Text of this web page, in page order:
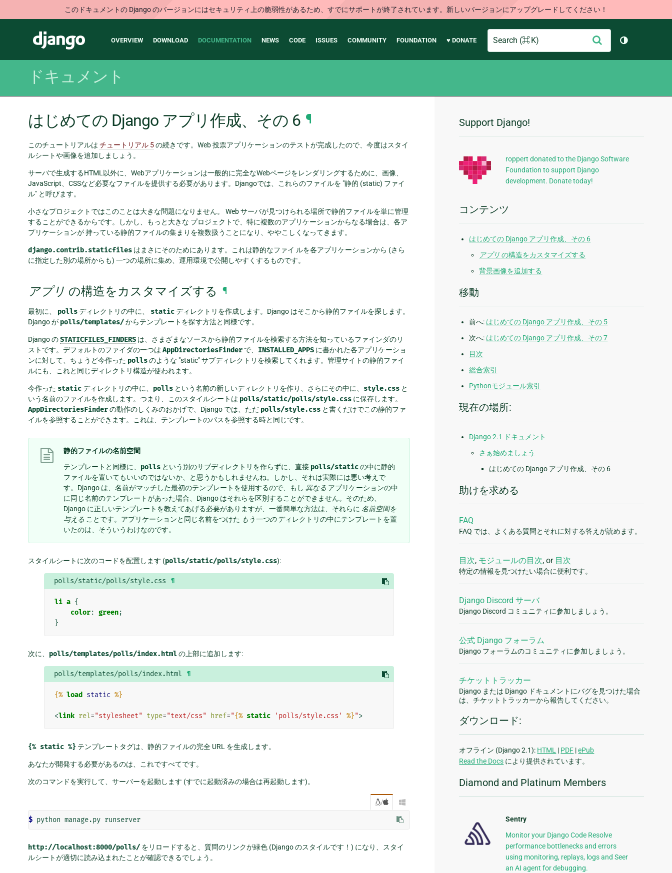
このドキュメントの Django のバージョンにはセキュリティ上の脆弱性があるため、すでにサポートが終了されています。新しいバージョンにアップグレードしてください！
Django
Main
OVERVIEW DOWNLOAD DOCUMENTATION NEWS CODE ISSUES COMMUNITY FOUNDATION ♥ DONATE
Search
信
テーマを切
ドキュメント
はじめての Django アプリ作成、その 6 ¶
このチュートリアルは チュートリアル 5の続きです。Web 投票アプリケーションのテストが完成したので、今度はスタイ
ルシートや画像を追加しましょう。
サーバで生成するHTML以外に、Webアプリケーションは一般的に完全なWebページをレンダリングするために、画像、
JavaScript、CSSなど必要なファイルを提供する必要があります。Djangoでは、これらのファイルを "静的 (static) ファイ
ル" と呼びます。
小さなプロジェクトではこのことは大きな問題になりません。 Web サーバが見つけられる場所で静的ファイルを単に管理
することができるからです。しかし、もっと大きな プロジェクトで、特に複数のアプリケーションからなる場合は、各ア
プリケーションが 持っている静的ファイルの集まりを複数扱うことになり、ややこしくなってきます。
django.contrib.staticfiles はまさにそのためにあります。これは静的なファイ ルを各アプリケーションから (さら
に指定した別の場所からも) 一つの場所に集め、運用環境で公開しやすくするものです。
アプリ の構造をカスタマイズする ¶
最初に、 pollsディレクトリの中に、 staticディレクトリを作成します。Django はそこから静的ファイルを探します。
Django が polls/templates/からテンプレートを探す方法と同様です。
Django のSTATICFILES_FINDERS は、さまざまなソースから静的ファイルを検索する方法を知っているファインダのリ
ストです。デフォルトのファイダの一つは AppDirectoriesFinder で、 INSTALLED_APPS に書かれた各アプリケーショ
ンに対して、ちょうど今作った pollsのような "static" サブディレクトリを検索してくれます。管理サイトの静的ファイ
ルにも、これと同じディレクトリ構造が使われます。
今作った staticディレクトリの中に、 polls という名前の新しいディレクトリを作り、さらにその中に、 style.css と
いう名前のファイルを作成します。つまり、このスタイルシートは polls/static/polls/style.css に保存します。
AppDirectoriesFinderの動作のしくみのおかげで、Django では、ただ polls/style.css と書くだけでこの静的ファ
イルを参照することができます。これは、テンプレートのパスを参照する時と同じです。
静的ファイルの名前空間
テンプレートと同様に、 polls という別のサブディレクトリを作らずに、直接 polls/staticの中に静的
ファイルを置いてもいいのではないか、と思うかもしれませんね。しかし、それは実際には悪い考えで
す。Django は、名前がマッチした最初のテンプレートを使用するので、もし 異なる アプリケーションの中
に同じ名前のテンプレートがあった場合、Django はそれらを区別することができません。そのため、
Django に正しいテンプレートを教えてあげる必要がありますが、一番簡単な方法は、それらに 名前空間を
与える ことです。アプリケーションと同じ名前をつけた もう一つのディレクトリの中にテンプレートを置
いたのは、そういうわけなのです。
スタイルシートに次のコードを配置します (polls/static/polls/style.css):
polls/static/polls/style.css ¶
li a {
color: green;
}
次に、 polls/templates/polls/index.htmlの上部に追加します:
polls/templates/polls/index.html ¶
{% load static %}
<link rel="stylesheet" type="text/css" href="{% static 'polls/style.css' %}">
{% static %} テンプレートタグは、静的ファイルの完全 URL を生成します。
あなたが開発する必要があるのは、これですべてです。
次のコマンドを実行して、サーバーを起動します (すでに起動済みの場合は再起動します)。
/ 
$
http://localhost:8000/polls/ をリロードすると、質問のリンクが緑色 (Django のスタイルです！) になり、スタイ
ルシートが適切に読み込まれたことが確認できるでしょう。
追
加
的
な
報
Support Django!
roppert donated to the Django Software
Foundation to support Django
development. Donate today!
コンテンツ
はじめての Django アプリ作成、その 6
アプリ の構造をカスタマイズする
背景画像を追加する
移動
前へ: はじめての Django アプリ作成、その 5
次へ: はじめての Django アプリ作成、その 7
目次
総合索引
Pythonモジュール索引
現在の場所:
Django 2.1 ドキュメント
さぁ始めましょう
はじめての Django アプリ作成、その 6
助けを求める
FAQ
FAQ では、よくある質問とそれに対する答えが読めます。
目次, モジュールの目次, or 目次
特定の情報を見つけたい場合に便利です。
Django Discord サーバ
Django Discord コミュニティに参加しましょう。
公式 Django フォーラム
Django フォーラムのコミュニティに参加しましょう。
チケットトラッカー
Django または Django ドキュメントにバグを見つけた場合
は、チケットトラッカーから報告してください。
ダウンロード:
オフライン (Django 2.1): HTML | PDF |ePub
Read the Docs により提供されています。
Diamond and Platinum Members
Sentry
Monitor your Django Code Resolve
performance bottlenecks and errors
using monitoring, replays, logs and Seer
an AI agent for debugging.